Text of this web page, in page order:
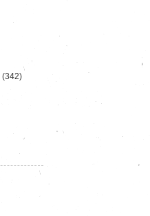
(342)